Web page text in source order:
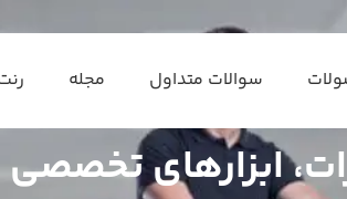
سوالات متداول مجله
ابزارهای